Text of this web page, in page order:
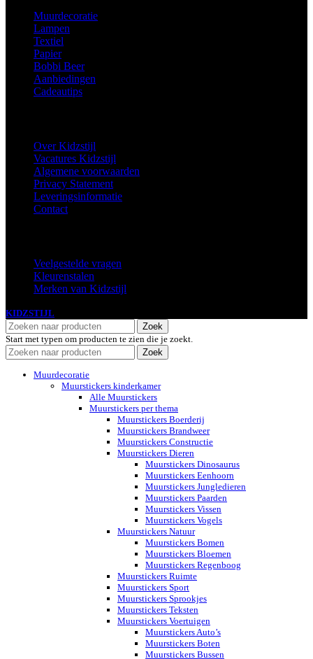
Muurdecoratie
Lampen
Textiel
Papier
Bobbi Beer
Aanbiedingen
Cadeautips
Over Kidzstijl
Vacatures Kidzstijl
Algemene voorwaarden
Privacy Statement
Leveringsinformatie
Contact
Veelgestelde vragen
Kleurenstalen
Merken van Kidzstijl
KIDZSTIJL
Zoek
Start met typen om producten te zien die je zoekt.
Zoek
Muurdecoratie
Muurstickers kinderkamer
Alle Muurstickers
Muurstickers per thema
Muurstickers Boerderij
Muurstickers Brandweer
Muurstickers Constructie
Muurstickers Dieren
Muurstickers Dinosaurus
Muurstickers Eenhoorn
Muurstickers Jungledieren
Muurstickers Paarden
Muurstickers Vissen
Muurstickers Vogels
Muurstickers Natuur
Muurstickers Bomen
Muurstickers Bloemen
Muurstickers Regenboog
Muurstickers Ruimte
Muurstickers Sport
Muurstickers Sprookjes
Muurstickers Teksten
Muurstickers Voertuigen
Muurstickers Auto’s
Muurstickers Boten
Muurstickers Bussen